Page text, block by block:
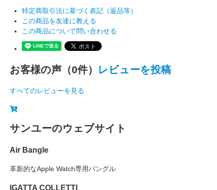
特定商取引法に基づく表記（返品等）
この商品を友達に教える
この商品について問い合わせる
お客様の声（0件） レビューを投稿
すべてのレビューを見る
サンユーのウェブサイト
Air Bangle
革新的なApple Watch専用バングル
IGATTA COLLETTI